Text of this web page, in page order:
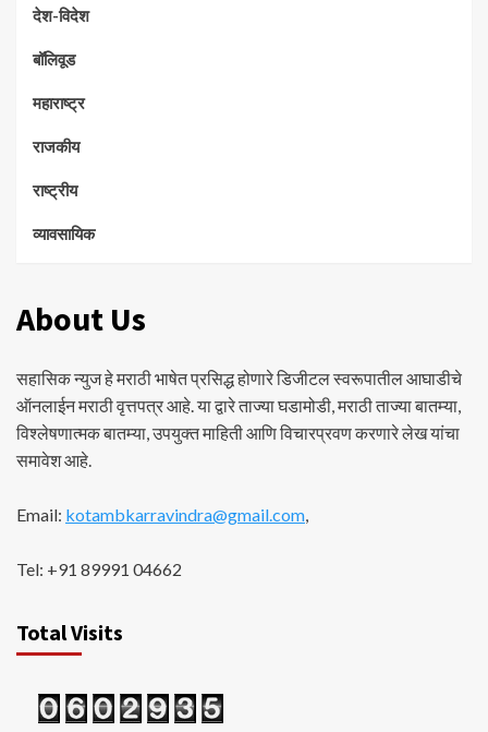
देश-विदेश
बॉलिवूड
महाराष्ट्र
राजकीय
राष्ट्रीय
व्यावसायिक
About Us
सहासिक न्युज हे मराठी भाषेत प्रसिद्ध होणारे डिजीटल स्वरूपातील आघाडीचे
ऑनलाईन मराठी वृत्तपत्र आहे. या द्वारे ताज्या घडामोडी, मराठी ताज्या बातम्या,
विश्लेषणात्मक बातम्या, उपयुक्त माहिती आणि विचारप्रवण करणारे लेख यांचा
समावेश आहे.
Email: kotambkarravindra@gmail.com,
Tel: +91 89991 04662
Total Visits